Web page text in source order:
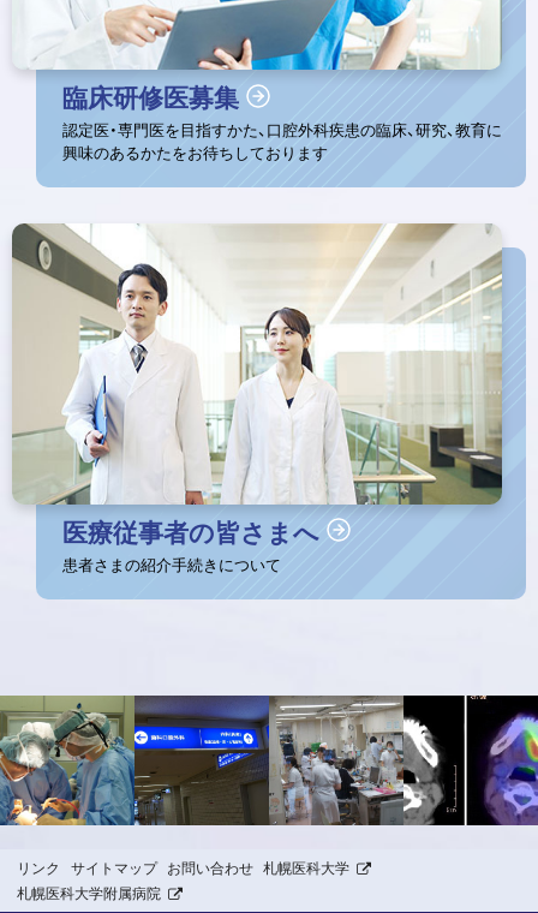
臨床研修医募集
認定医・専門医を目指すかた、口腔外科疾患の臨床、研究、教育に
興味のあるかたをお待ちしております
医療従事者の皆さまへ
患者さまの紹介手続きについて
ト
ッ
プ
に
戻
文
リンク サイトマップ お問い合わせ 札幌医科大学
札幌医科大学附属病院